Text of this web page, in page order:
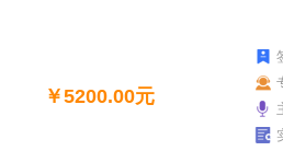
￥5200.00元